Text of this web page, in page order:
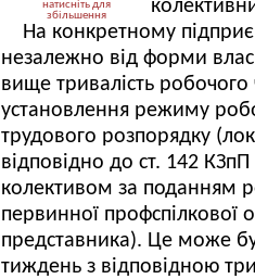
натисніть для
збільшення
На конкретному
незалежно від форми
вище тривалість робочого
установлення режиму
трудового розпорядку
відповідно до ст. 142
колективом за поданням
первинної профспілкової
представника). Це може
тиждень з відповідною